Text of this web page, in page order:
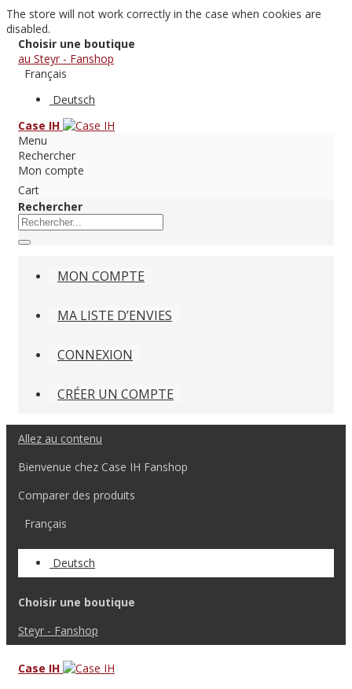
The store will not work correctly in the case when cookies are
disabled.
Choisir une boutique
au Steyr - Fanshop
Français
Deutsch
Case IH
Menu
Rechercher
Mon compte
Cart
Rechercher
MON COMPTE
MA LISTE D’ENVIES
CONNEXION
CRÉER UN COMPTE
Allez au contenu
Bienvenue chez Case IH Fanshop
Comparer des produits
Français
Deutsch
Choisir une boutique
Steyr - Fanshop
Case IH